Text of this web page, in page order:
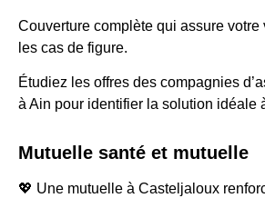
Couverture complète qui assure
les cas de figure.
Étudiez les offres des compagnies
à Ain pour identifier la solution idéale
Mutuelle santé et mutuelle
💖 Une mutuelle à Casteljaloux